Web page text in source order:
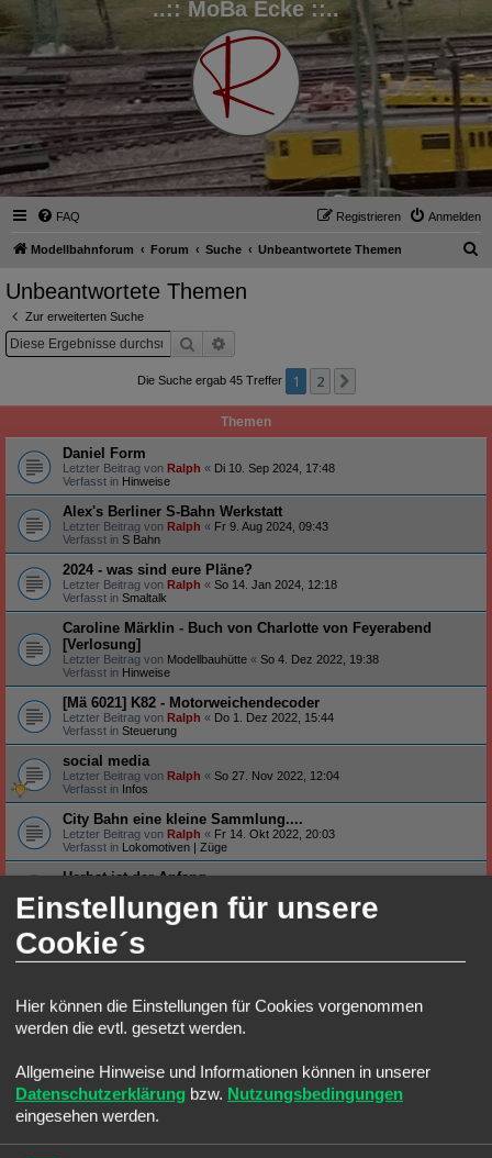
..:: MoBa Ecke ::..
FAQ Anmelden
Registrieren
Modellbahnforum Forum Suche Unbeantwortete Themen
Unbeantwortete Themen
Zur erweiterten Suche
Suche
Die Suche ergab 45 Treffer 1 2
Themen
Daniel Form
Letzter Beitrag von Ralph « Di 10. Sep 2024, 17:48
Verfasst in Hinweise
Alex's Berliner S-Bahn Werkstatt
Letzter Beitrag von Ralph « Fr 9. Aug 2024, 09:43
Verfasst in S Bahn
2024 - was sind eure Pläne?
Letzter Beitrag von Ralph « So 14. Jan 2024, 12:18
Verfasst in Smaltalk
Caroline Märklin - Buch von Charlotte von Feyerabend
[Verlosung]
Letzter Beitrag von Modellbauhütte « So 4. Dez 2022, 19:38
Verfasst in Hinweise
[Mä 6021] K82 - Motorweichendecoder
Letzter Beitrag von Ralph « Do 1. Dez 2022, 15:44
Verfasst in Steuerung
social media
Letzter Beitrag von Ralph « So 27. Nov 2022, 12:04
Verfasst in Infos
City Bahn eine kleine Sammlung....
Letzter Beitrag von Ralph « Fr 14. Okt 2022, 20:03
Verfasst in Lokomotiven | Züge
Herbst ist der Anfang
Verfasst in
Smaltalk
Neu auf meinem Tisch ...
Letzter Beitrag von
Verfasst inSmaltalk
Letzter Beitrag vonRalph«Sa 25. Jun 2022, 08:45
Verfasst inSmaltalk
Letzter Beitrag von Ralph «Sa 25. Jun 2022, 08:30
Verfasst inSpiele & Co.
Umbauwagen ROCO
Letzter Beitrag von
Einstellungen für unsere
Cookie´s
Hier können die Einstellungen für Cookies vorgenommen
werden die evtl. gesetzt werden.
Allgemeine Hinweise und Informationen können in unserer
Datenschutzerklärung bzw. Nutzungsbedingungen
eingesehen werden.